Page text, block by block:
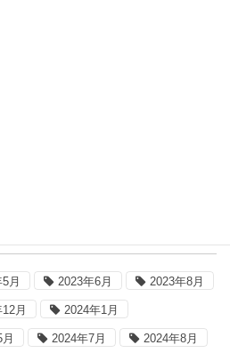
月 2023年6月 2023年8月
月 2024年1月
2024年7月 2024年8月